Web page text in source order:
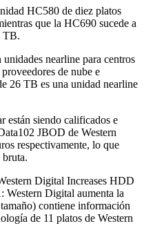
HC580 de diez platos
que la HC690 sucede a
TB.
nearline para centros
de nube e
26 TB es una unidad nearline
están siendo calificados e
JBOD de Western
respectivamente, lo que
Digital Increases HDD
Western Digital aumenta la
contiene información
de 11 platos de Western